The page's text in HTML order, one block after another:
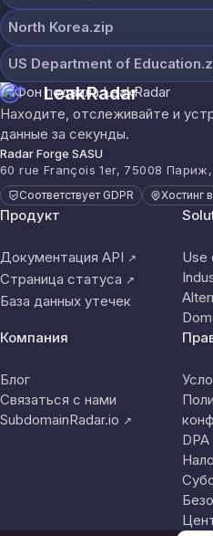
North Korea.zip
US Department of
LeakRadar
Находите, отслеживайте и
данные за секунды.
Radar Forge SASU
60 rue François 1er, 75008
Соответствует GDPR Хостинг
Продукт
Документация API ↗
Страница статуса ↗
База данных утечек
Use
Компания
Блог
Связаться с нами
SubdomainRadar.io ↗
DPA